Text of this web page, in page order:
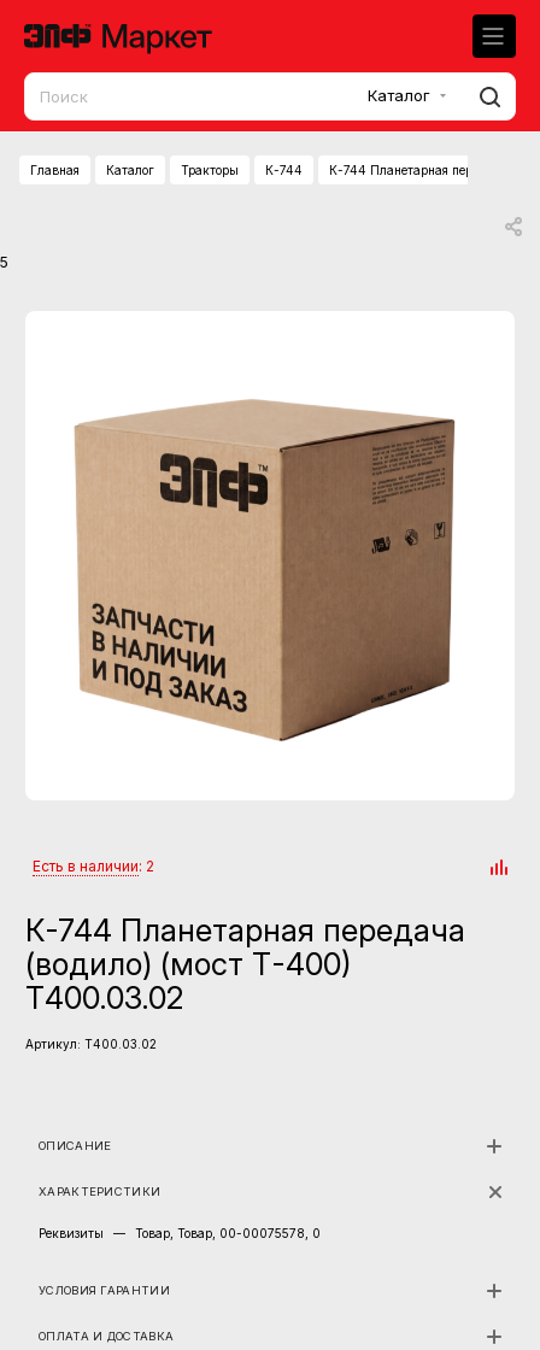
Каталог
Главная Каталог Тракторы К-744 К-744 Планетарная передача
5
Есть в наличии: 2
К-744 Планетарная передача
(водило) (мост Т-400)
Т400.03.02
Артикул: Т400.03.02
ОПИСАНИЕ
ХАРАКТЕРИСТИКИ
Реквизиты — Товар, Товар, 00-00075578, 0
УСЛОВИЯ ГАРАНТИИ
ОПЛАТА И ДОСТАВКА